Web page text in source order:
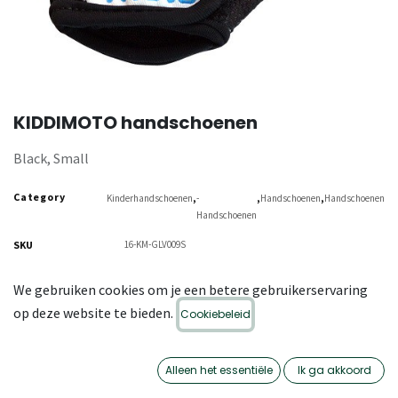
KIDDIMOTO handschoenen
Black, Small
Category Kinderhandschoenen,-
Handschoenen
,Handschoenen,Handschoenen
SKU 16-KM-GLV009S
We gebruiken cookies om je een betere gebruikerservaring
op deze website te bieden. Cookiebeleid
Alleen het essentiële Ik ga akkoord